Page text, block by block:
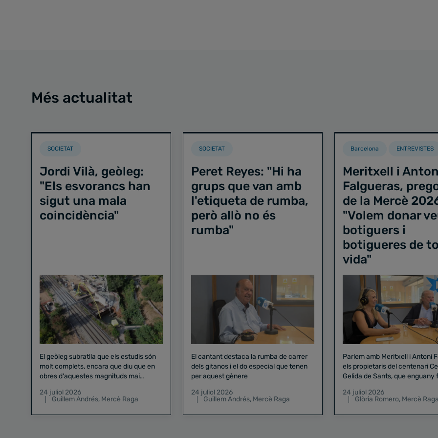
Més actualitat
SOCIETAT
Jordi Vilà, geòleg:
"Els esvorancs han
sigut una mala
coincidència"
El geòleg subratlla que els estudis són
molt complets, encara que diu que en
obres d'aquestes magnituds mai
24 juliol 2026
Guillem Andrés, Mercè Raga
SOCIETAT
Peret Reyes: "Hi ha
grups que van amb
l'etiqueta de rumba,
però allò no és
rumba"
El cantant destaca la rumba de carrer
dels gitanos i el do especial que tenen
per aquest gènere
24 juliol 2026
Guillem Andrés, Mercè Raga
Barcelona ENTREVISTES
Meritxell i
Falgueras,
de la Mercè
"Volem donar
botiguers i
botigueres de
vida"
Parlem amb Meritxell i Antoni
els propietaris del centenari Celler
Gelida de Sants, que enguany
24 juliol 2026
Glòria Romero, Mercè Raga